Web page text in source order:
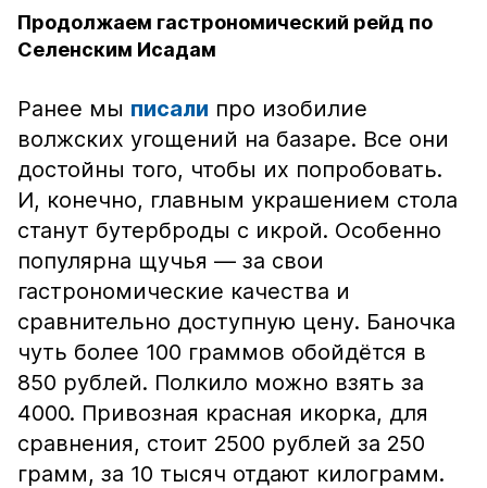
Продолжаем гастрономический рейд по
Селенским Исадам
Ранее мы писали про изобилие
волжских угощений на базаре. Все они
достойны того, чтобы их попробовать.
И, конечно, главным украшением стола
станут бутерброды с икрой. Особенно
популярна щучья — за свои
гастрономические качества и
сравнительно доступную цену. Баночка
чуть более 100 граммов обойдётся в
850 рублей. Полкило можно взять за
4000. Привозная красная икорка, для
сравнения, стоит 2500 рублей за 250
грамм, за 10 тысяч отдают килограмм.